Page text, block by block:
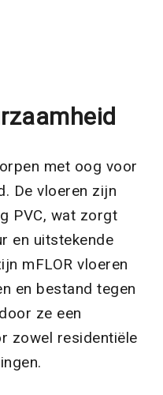
met oog voor
De vloeren zijn
PVC, wat zorgt
en uitstekende
mFLOR vloeren
en bestand tegen
ze een
zowel residentiële